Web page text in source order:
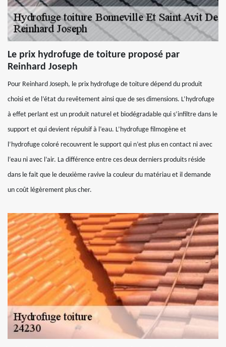
Le prix hydrofuge de toiture proposé par
Reinhard Joseph
Pour Reinhard Joseph, le prix hydrofuge de toiture dépend du produit
choisi et de l’état du revêtement ainsi que de ses dimensions. L’hydrofuge
à effet perlant est un produit naturel et biodégradable qui s’infiltre dans le
support et qui devient répulsif à l’eau. L’hydrofuge filmogène et
l’hydrofuge coloré recouvrent le support qui n’est plus en contact ni avec
l’eau ni avec l’air. La différence entre ces deux derniers produits réside
dans le fait que le deuxième ravive la couleur du matériau et il demande
un coût légèrement plus cher.